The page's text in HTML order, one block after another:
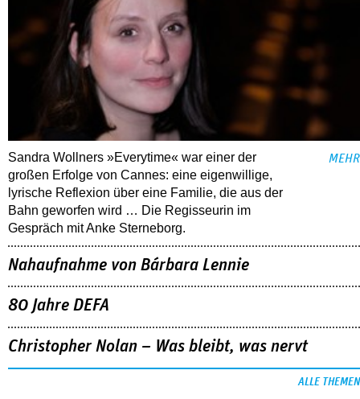
Sandra Wollners »Everytime« war einer der
großen Erfolge von Cannes: eine eigenwillige,
lyrische Reflexion über eine ­Familie, die aus der
Bahn geworfen wird … Die Regisseurin im
Gespräch mit Anke Sterneborg.
MEHR
Nahaufnahme von Bárbara Lennie
80 Jahre DEFA
Christopher Nolan – Was bleibt, was nervt
ALLE THEMEN